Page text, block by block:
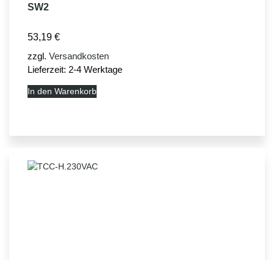
SW2
53,19 €
zzgl. Versandkosten
Lieferzeit: 2-4 Werktage
In den Warenkorb